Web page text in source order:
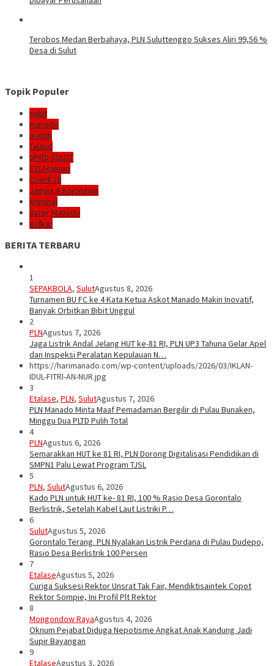
Terobos Medan Berbahaya, PLN Suluttenggo Sukses Aliri 99,56 %
Desa di Sulut
Topik Populer
sulut
manado
politik
Talaud
DPRD SULUT
E2L-Mantap
Covid-19
James A Kojongian
kriminal
Banjir Manado
golkar
BERITA TERBARU
1
SEPAKBOLA, SulutAgustus 8, 2026
Turnamen BU FC ke 4 Kata Ketua Askot Manado Makin Inovatif,
Banyak Orbitkan Bibit Unggul
2
PLNAgustus 7, 2026
Jaga Listrik Andal Jelang HUT ke-81 RI, PLN UP3 Tahuna Gelar Apel
dan Inspeksi Peralatan Kepulauan N…
https://harimanado.com/wp-content/uploads/2026/03/IKLAN-
IDUL-FITRI-AN-NUR.jpg
3
Etalase, PLN, SulutAgustus 7, 2026
PLN Manado Minta Maaf Pemadaman Bergilir di Pulau Bunaken,
Minggu Dua PLTD Pulih Total
4
PLNAgustus 6, 2026
Semarakkan HUT ke 81 RI, PLN Dorong Digitalisasi Pendidikan di
SMPN1 Palu Lewat Program TJSL
5
PLN, SulutAgustus 6, 2026
Kado PLN untuk HUT ke- 81 RI, 100 % Rasio Desa Gorontalo
Berlistrik, Setelah Kabel Laut Listriki P…
6
SulutAgustus 5, 2026
Gorontalo Terang. PLN Nyalakan Listrik Perdana di Pulau Dudepo,
Rasio Desa Berlistrik 100 Persen
7
EtalaseAgustus 5, 2026
Curiga Suksesi Rektor Unsrat Tak Fair, Mendiktisaintek Copot
Rektor Sompie, Ini Profil Plt Rektor
8
Mongondow RayaAgustus 4, 2026
Oknum Pejabat Diduga Nepotisme Angkat Anak Kandung Jadi
Supir Bayangan
9
EtalaseAgustus 3, 2026